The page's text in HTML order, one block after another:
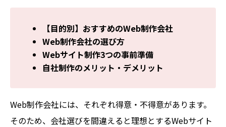
【目的別】おすすめのWeb制作会社
Web制作会社の選び方
Webサイト制作3つの事前準備
自社制作のメリット・デメリット
Web制作会社には、それぞれ得意・不得意があります。
そのため、会社選びを間違えると理想とするWebサイト